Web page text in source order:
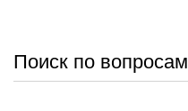
Поиск по вопросам